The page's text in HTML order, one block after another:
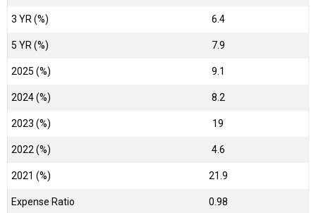
3 YR (%) 6.4
5 YR (%) 7.9
2025 (%) 9.1
2024 (%) 8.2
2023 (%) 19
2022 (%) 4.6
2021 (%) 21.9
Expense Ratio 0.98